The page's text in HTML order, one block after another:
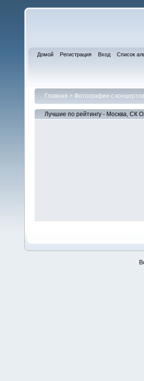
Домой Регистрация Вход Список
Главная > Фотографии с
Лучшие по рейтингу - Москва, СК